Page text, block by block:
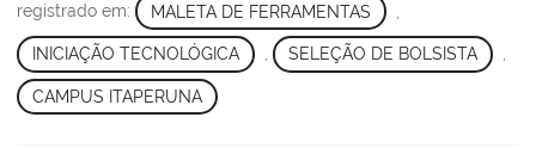
registrado em: MALETA DE FERRAMENTAS
INICIAÇÃO TECNOLÓGICA , SELEÇÃO DE BOLSISTA ,
CAMPUS ITAPERUNA